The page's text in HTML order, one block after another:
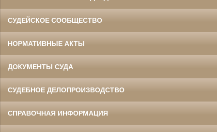
СУДЕЙСКОЕ СООБЩЕСТВО
НОРМАТИВНЫЕ АКТЫ
ДОКУМЕНТЫ СУДА
СУДЕБНОЕ ДЕЛОПРОИЗВОДСТВО
СПРАВОЧНАЯ ИНФОРМАЦИЯ